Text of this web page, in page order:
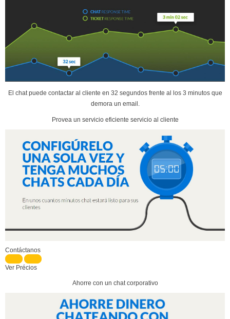
El chat puede contactar al cliente en 32 segundos frente al los 3 minutos que
demora un email.
Provea un servicio eficiente servicio al cliente
Contáctanos
Ver Précios
Ahorre con un chat corporativo